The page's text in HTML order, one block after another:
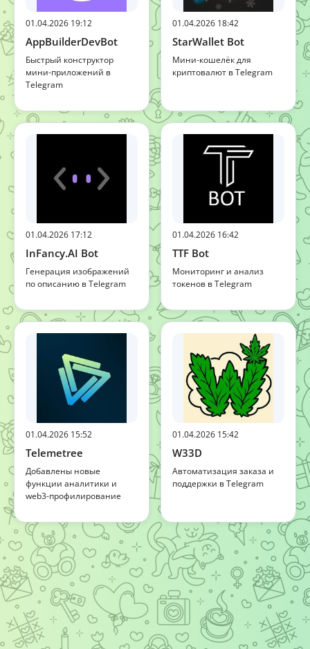
01.04.2026 19:12
AppBuilderDevBot
Быстрый конструктор
мини-приложений в
Telegram
01.04.2026 18:42
StarWallet Bot
Мини-кошелёк для
криптовалют в Telegram
01.04.2026 17:12
InFancy.AI Bot
Генерация изображений
по описанию в Telegram
01.04.2026 16:42
TTF Bot
Мониторинг и анализ
токенов в Telegram
01.04.2026 15:52
Telemetree
Добавлены новые
функции аналитики и
web3-профилирование
01.04.2026 15:42
W33D
Автоматизация заказа и
поддержки в Telegram